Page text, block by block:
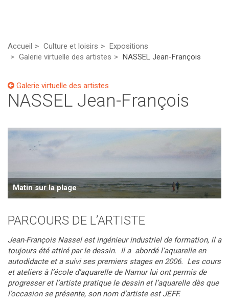
Accueil Culture et loisirs
Expositions
Galerie virtuelle des artistes
NASSEL Jean-François
Galerie virtuelle des artistes
NASSEL Jean-François
Matin sur la plage
PARCOURS DE L’ARTISTE
Jean-François Nassel est ingénieur industriel de formation, il a
toujours été attiré par le dessin. Il a abordé l’aquarelle en
autodidacte et a suivi ses premiers stages en 2006. Les cours
et ateliers à l’école d’aquarelle de Namur lui ont permis de
progresser et l’artiste pratique le dessin et l’aquarelle dès que
l’occasion se présente, son nom d’artiste est JEFF.